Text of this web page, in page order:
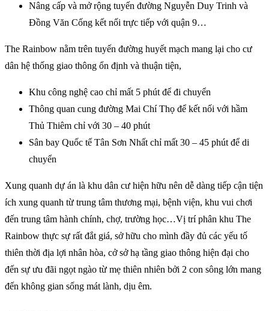
Nâng cấp và mở rộng tuyến đường Nguyễn Duy Trinh và
Đồng Văn Cống kết nối trực tiếp với quận 9…
The Rainbow nằm trên tuyến đường huyết mạch mang lại cho cư
dân hệ thống giao thông ổn định và thuận tiện,
Khu công nghệ cao chỉ mất 5 phút để đi chuyển
Thông quan cung đường Mai Chí Thọ để kết nối với hầm
Thủ Thiêm chỉ với 30 – 40 phút
Sân bay Quốc tế Tân Sơn Nhất chỉ mất 30 – 45 phút để di
chuyển
Xung quanh dự án là khu dân cư hiện hữu nên dễ dàng tiếp cận tiện
ích xung quanh từ trung tâm thương mại, bệnh viện, khu vui chơi
đến trung tâm hành chính, chợ, trường học…Vị trí phân khu The
Rainbow thực sự rất đắt giá, sở hữu cho mình đầy đủ các yếu tố
thiên thời địa lợi nhân hòa, cở sở hạ tầng giao thông hiện đại cho
đến sự ưu đãi ngọt ngào từ mẹ thiên nhiên bởi 2 con sông lớn mang
đến không gian sống mát lành, dịu êm.